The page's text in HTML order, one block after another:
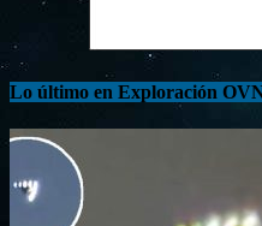
Lo último en Exploración